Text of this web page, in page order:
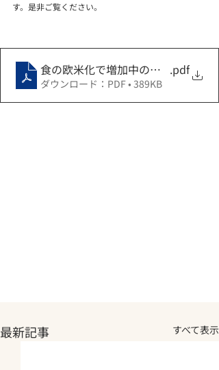
す。是非ご覧ください。
食の欧米化で増加中の大腸憩室炎
.pdf
ダウンロード：PDF • 389KB
最新記事 すべて表示